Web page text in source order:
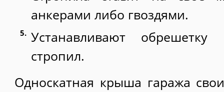
анкерами либо гвоздями.
Устанавливают
стропил.
Односкатная крыша гаража